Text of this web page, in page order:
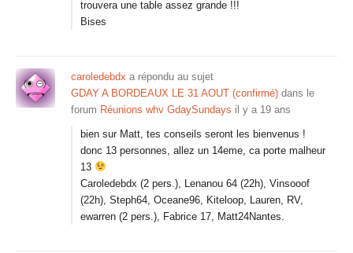
trouvera une table assez grande !!!
Bises
caroledebdx a répondu au sujet
GDAY A BORDEAUX LE 31 AOUT (confirmé) dans le
forum Réunions whv GdaySundays il y a 19 ans
bien sur Matt, tes conseils seront les bienvenus !
donc 13 personnes, allez un 14eme, ca porte malheur
13
Caroledebdx (2 pers.), Lenanou 64 (22h), Vinsooof
(22h), Steph64, Oceane96, Kiteloop, Lauren, RV,
ewarren (2 pers.), Fabrice 17, Matt24Nantes.